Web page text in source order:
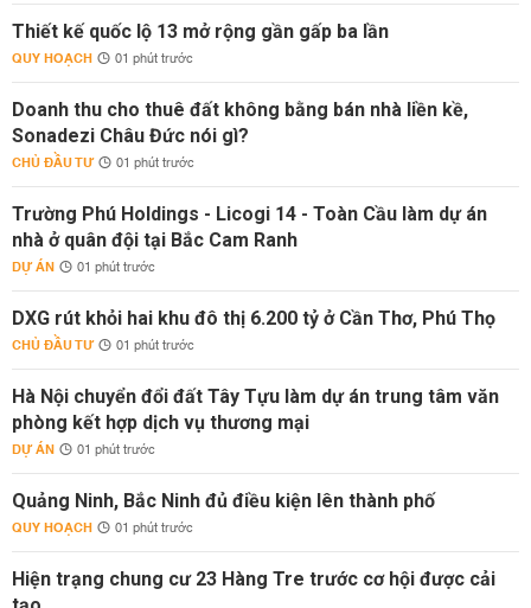
Thiết kế quốc lộ 13 mở rộng gần gấp ba lần
QUY HOẠCH 01 phút trước
Doanh thu cho thuê đất không bằng bán nhà liền kề,
Sonadezi Châu Đức nói gì?
CHỦ ĐẦU TƯ 01 phút trước
Trường Phú Holdings - Licogi 14 - Toàn Cầu làm dự án
nhà ở quân đội tại Bắc Cam Ranh
DỰ ÁN 01 phút trước
DXG rút khỏi hai khu đô thị 6.200 tỷ ở Cần Thơ, Phú Thọ
CHỦ ĐẦU TƯ 01 phút trước
Hà Nội chuyển đổi đất Tây Tựu làm dự án trung tâm văn
phòng kết hợp dịch vụ thương mại
DỰ ÁN 01 phút trước
Quảng Ninh, Bắc Ninh đủ điều kiện lên thành phố
QUY HOẠCH 01 phút trước
Hiện trạng chung cư 23 Hàng Tre trước cơ hội được cải